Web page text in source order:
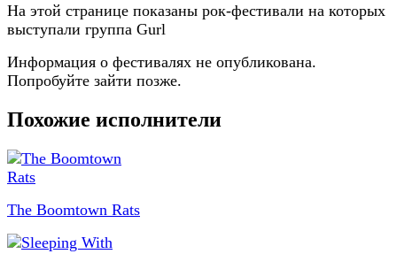
На этой странице показаны рок-фестивали на которых
выступали группа Gurl
Информация о фестивалях не опубликована.
Попробуйте зайти позже.
Похожие исполнители
The Boomtown Rats